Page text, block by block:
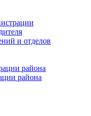
и отделов
района
района